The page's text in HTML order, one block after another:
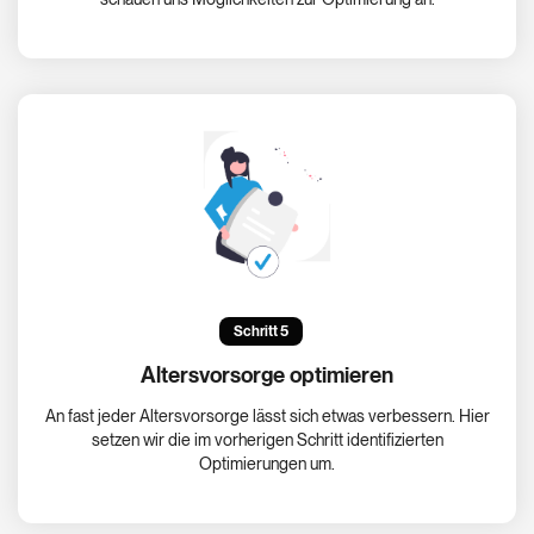
Schritt 5
Altersvorsorge optimieren
An fast jeder Altersvorsorge lässt sich etwas verbessern. Hier
setzen wir die im vorherigen Schritt identifizierten
Optimierungen um.